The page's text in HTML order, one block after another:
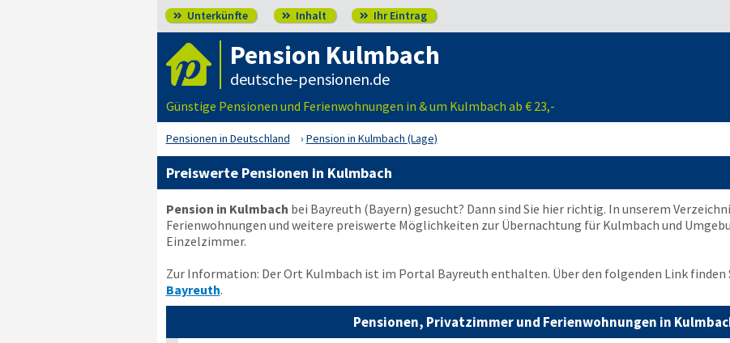
 Unterkünfte  Inhalt  Ihr Eintrag
Pension Kulmbach
deutsche-pensionen.de
Günstige Pensionen und Ferienwohnungen in & um Kulmbach ab € 23,-
Pensionen in Deutschland Pension in Kulmbach (Lage)
Preiswerte Pensionen in Kulmbach
Pension in Kulmbach bei Bayreuth (Bayern) gesucht? Dann sind Sie hier richtig. In unserem
Ferienwohnungen und weitere preiswerte Möglichkeiten zur Übernachtung für Kulmbach und
Einzelzimmer.
Zur Information: Der Ort Kulmbach ist im Portal Bayreuth enthalten. Über den folgenden Link finden
Bayreuth.
Pensionen, Privatzimmer und Ferienwohnungen in